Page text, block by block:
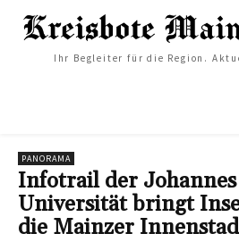
Ihr Begleiter für die Region.
PANORAMA
Infotrail der
Universität bringt
die Mainzer